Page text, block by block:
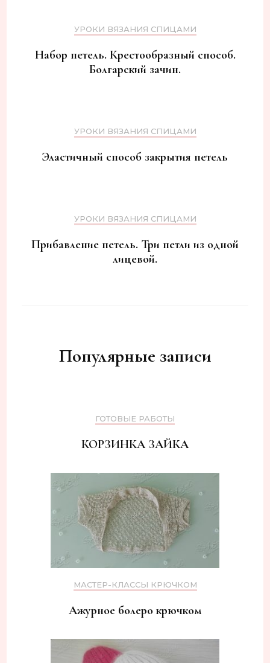
УРОКИ ВЯЗАНИЯ СПИЦАМИ
Набор петель. Крестообразный способ.
Болгарский зачин.
УРОКИ ВЯЗАНИЯ СПИЦАМИ
Эластичный способ закрытия петель
УРОКИ ВЯЗАНИЯ СПИЦАМИ
Прибавление петель. Три петли из одной
лицевой.
Популярные записи
ГОТОВЫЕ РАБОТЫ
КОРЗИНКА ЗАЙКА
МАСТЕР-КЛАССЫ КРЮЧКОМ
Ажурное болеро крючком